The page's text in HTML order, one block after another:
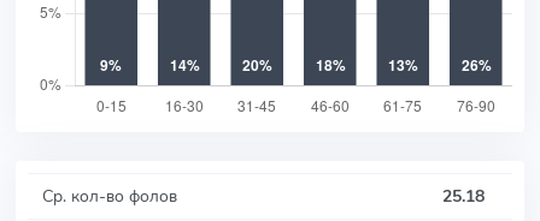
Ср. кол-во фолов
25.18